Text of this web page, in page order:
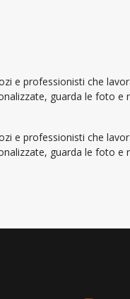
e professionisti che
guarda le foto e
e professionisti che
guarda le foto e